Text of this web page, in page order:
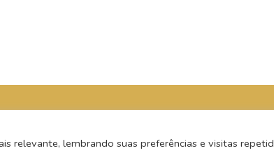
relevante, lembrando suas preferências e visitas